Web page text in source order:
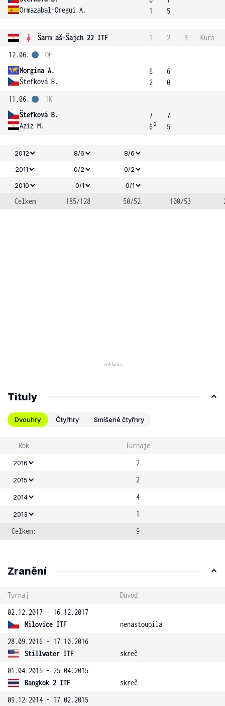
Ormazabal-Oregui A.
1
5
Šarm aš-Šajch 22 ITF 1 2 3
Kurs
12.06.
Morgina A.
Štefková B.
OF
6
2
6
0
11.06.
Štefková B.
Aziz M.
1K
7
62
7
5
2012 8/6 8/6 -
2011 0/2 0/2 -
2010 0/1 0/1
-
Celkem
185/128 50/52 100/53
Tituly
Dvouhry Čtyřhry Smíšené čtyřhry
Rok Turnaje
2016 2
2015 2
2014 4
2013
1
Celkem:
9
Zranění
Turnaj
Důvod
02.12.2017 - 16.12.2017
Milovice ITF
nenastoupila
28.09.2016 - 17.10.2016
Stillwater ITF
skreč
01.04.2015 - 25.04.2015
Bangkok 2 ITF
skreč
09.12.2014 - 17.02.2015